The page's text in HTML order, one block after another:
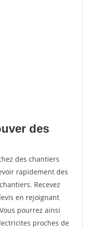
des
des chantiers
rapidement des
Recevez
en rejoignant
pourrez ainsi
proches de